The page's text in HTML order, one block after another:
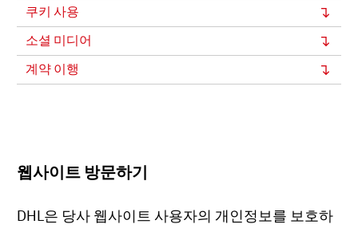
쿠키 사용
소셜 미디어
계약 이행
웹사이트 방문하기
DHL은 당사 웹사이트 사용자의 개인정보를 보호하